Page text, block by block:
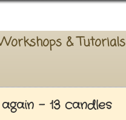
& Tutorials
- 13 candles